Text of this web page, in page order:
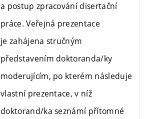
a postup zpracování disertační
práce. Veřejná prezentace
je zahájena stručným
představením doktoranda/ky
moderujícím, po kterém následuje
vlastní prezentace, v níž
doktorand/ka seznámí přítomné